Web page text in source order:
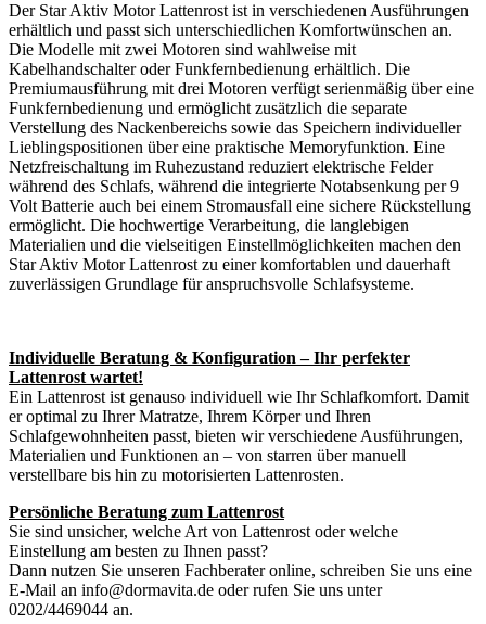
Der Star Aktiv Motor Lattenrost ist in verschiedenen Ausführungen
erhältlich und passt sich unterschiedlichen Komfortwünschen an.
Die Modelle mit zwei Motoren sind wahlweise mit
Kabelhandschalter oder Funkfernbedienung erhältlich. Die
Premiumausführung mit drei Motoren verfügt serienmäßig über eine
Funkfernbedienung und ermöglicht zusätzlich die separate
Verstellung des Nackenbereichs sowie das Speichern individueller
Lieblingspositionen über eine praktische Memoryfunktion. Eine
Netzfreischaltung im Ruhezustand reduziert elektrische Felder
während des Schlafs, während die integrierte Notabsenkung per 9
Volt Batterie auch bei einem Stromausfall eine sichere Rückstellung
ermöglicht. Die hochwertige Verarbeitung, die langlebigen
Materialien und die vielseitigen Einstellmöglichkeiten machen den
Star Aktiv Motor Lattenrost zu einer komfortablen und dauerhaft
zuverlässigen Grundlage für anspruchsvolle Schlafsysteme.
Individuelle Beratung & Konfiguration – Ihr perfekter
Lattenrost wartet!
Ein Lattenrost ist genauso individuell wie Ihr Schlafkomfort. Damit
er optimal zu Ihrer Matratze, Ihrem Körper und Ihren
Schlafgewohnheiten passt, bieten wir verschiedene Ausführungen,
Materialien und Funktionen an – von starren über manuell
verstellbare bis hin zu motorisierten Lattenrosten.
Persönliche Beratung zum Lattenrost
Sie sind unsicher, welche Art von Lattenrost oder welche
Einstellung am besten zu Ihnen passt?
Dann nutzen Sie unseren Fachberater online, schreiben Sie uns eine
E-Mail an info@dormavita.de oder rufen Sie uns unter
0202/4469044 an.